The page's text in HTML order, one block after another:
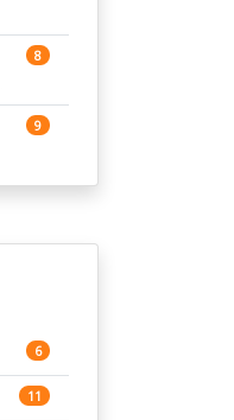
8
9
10
6
11